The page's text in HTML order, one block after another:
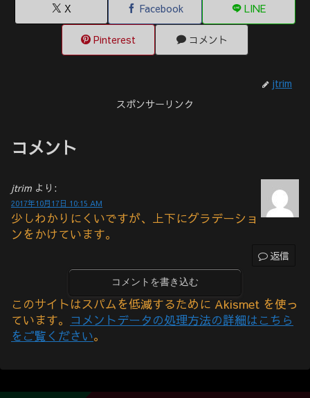
X
Facebook LINE
Pinterest コメント
jtrim
スポンサーリンク
コメント
jtrim より:
2017年10月17日 10:15 AM
少しわかりにくいですが、上下にグラデーショ
ンをかけています。
返信
コメントを書き込む
このサイトはスパムを低減するために Akismet を使っ
ています。 コメントデータの処理方法の詳細はこちら
をご覧ください。